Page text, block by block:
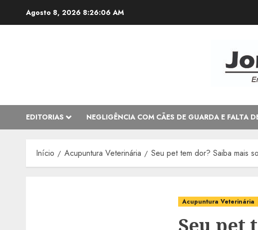
Agosto 8, 2026 8:26:08 AM
EDITORIAS NEGLIGÊNCIA COM CÃES DE GUARDA E FALTA
Início Acupuntura Veterinária Seu pet tem dor? Saiba mais
Acupuntura Veterinária